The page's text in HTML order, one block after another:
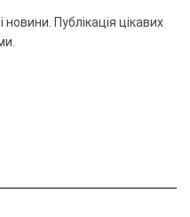
Публікація цікавих